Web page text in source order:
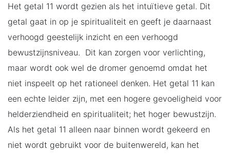
Het getal 11 wordt gezien als het intuïtieve getal. Dit
getal gaat in op je spiritualiteit en geeft je daarnaast
verhoogd geestelijk inzicht en een verhoogd
bewustzijnsniveau. Dit kan zorgen voor verlichting,
maar wordt ook wel de dromer genoemd omdat het
niet inspeelt op het rationeel denken. Het getal 11 kan
een echte leider zijn, met een hogere gevoeligheid voor
helderziendheid en spiritualiteit; het hoger bewustzijn.
Als het getal 11 alleen naar binnen wordt gekeerd en
niet wordt gebruikt voor de buitenwereld, kan het